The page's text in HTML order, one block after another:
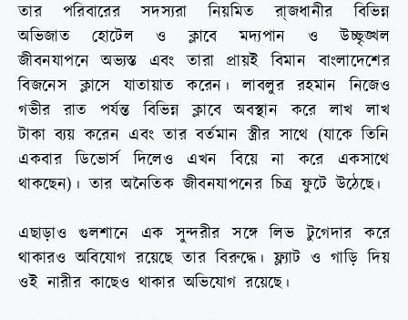
তার পরিবারের সদস্যরা নিয়মিত রা্জধানীর বিভিন্ন
অভিজাত হোটেল ও ক্লাবে মদ্যপান ও উচ্ছৃঙ্খল
জীবনযাপনে অভ্যস্ত এবং তারা প্রায়ই বিমান বাংলাদেশের
বিজনেস ক্লাসে যাতায়াত করেন। লাবলুর রহমান নিজেও
গভীর রাত পর্যন্ত বিভিন্ন ক্লাবে অবস্থান করে লাখ লাখ
টাকা ব্যয় করেন এবং তার বর্তমান স্ত্রীর সাথে (যাকে তিনি
একবার ডিভোর্স দিলেও এখন বিয়ে না করে একসাথে
থাকছেন)। তার অনৈতিক জীবনযাপনের চিত্র ফুটে উঠেছে।
এছাড়াও গুলশানে এক সুন্দরীর সঙ্গে লিভ টুগেদার করে
থাকারও অবিযোগ রয়েছে তার বিরুদ্ধে। ফ্ল্যাট ও গাড়ি দিয়
ওই নারীর কাছেও থাকার অভিযোগ রয়েছে।